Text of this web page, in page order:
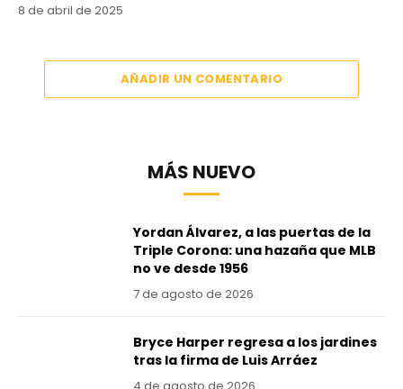
8 de abril de 2025
AÑADIR UN COMENTARIO
MÁS NUEVO
Yordan Álvarez, a las puertas de la
Triple Corona: una hazaña que MLB
no ve desde 1956
7 de agosto de 2026
Bryce Harper regresa a los jardines
tras la firma de Luis Arráez